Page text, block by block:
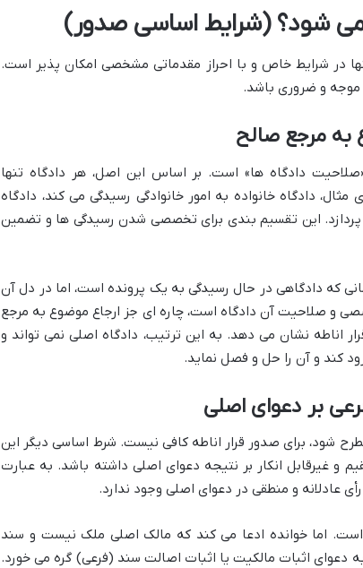
می شود؟ (شرایط اساسی صدور)
در شرایط خاص و با احراز مقدماتی مشخصی امکان پذیر است.
موجه و ضروری باشد.
به مرجع صالح
دادگاه ها» است. بر اساس این اصل، هر دادگاه تنها
دادگاه خانواده به امور خانوادگی رسیدگی می کند، دادگاه
این تقسیم بندی برای تخصصی شدن رسیدگی ها و تضمین
که دادگاهی در حال رسیدگی به یک پرونده است، اما در دل آن
و صلاحیت آن دادگاه است، چاره ای جز ارجاع موضوع به مرجع
اناطه نشان می دهد. به این ترتیب، دادگاه اصلی نمی تواند و
کند و آن را حل و فصل نماید.
بر دعوای اصلی
شود، برای صدور قرار اناطه کافی نیست. شرط اساسی دیگر این
غیرقابل انکار بر نتیجه دعوای اصلی داشته باشد. به عبارت
عادلانه و منطقی در دعوای اصلی وجود ندارد.
اما خوانده ادعا می کند که مالک اصلی ملک نیست و سند
دعوای اثبات مالکیت یا اثبات اصالت سند (فرعی) گره می خورد.